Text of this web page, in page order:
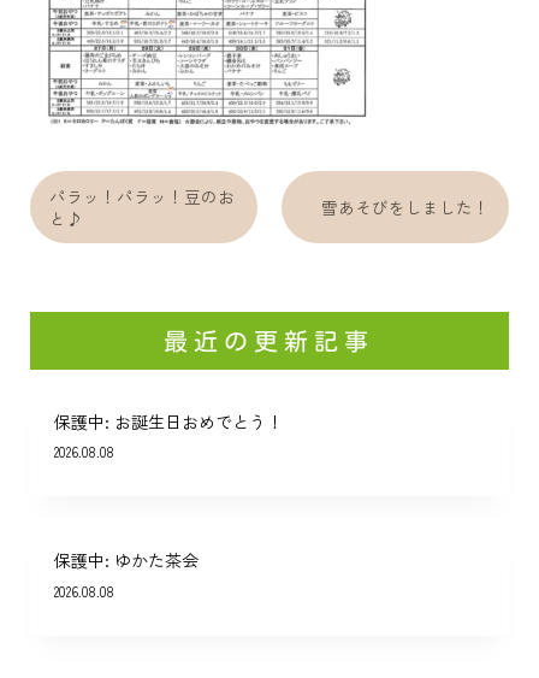
パラッ！パラッ！豆のお
と♪
雪あそびをしました！
最近の更新記事
保護中: お誕生日おめでとう！
2026.08.08
保護中: ゆかた茶会
2026.08.08